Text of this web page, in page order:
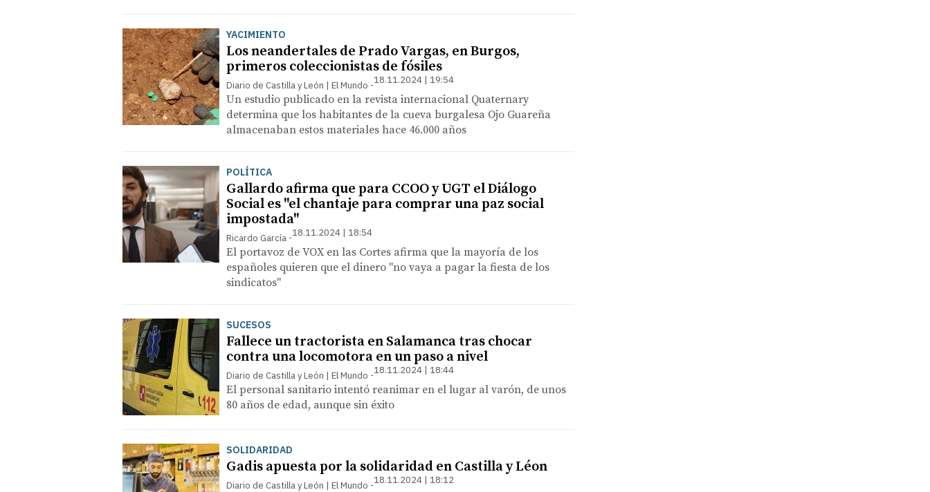
YACIMIENTO
Los neandertales de Prado Vargas, en Burgos,
primeros coleccionistas de fósiles
Diario de Castilla y León | El Mundo 18.11.2024 | 19:54
Un estudio publicado en la revista internacional Quaternary
determina que los habitantes de la cueva burgalesa Ojo Guareña
almacenaban estos materiales hace 46.000 años
POLÍTICA
Gallardo afirma que para CCOO y UGT el Diálogo
Social es "el chantaje para comprar una paz social
impostada"
Ricardo García 18.11.2024 | 18:54
El portavoz de VOX en las Cortes afirma que la mayoría de los
españoles quieren que el dinero "no vaya a pagar la fiesta de los
sindicatos"
SUCESOS
Fallece un tractorista en Salamanca tras chocar
contra una locomotora en un paso a nivel
Diario de Castilla y León | El Mundo 18.11.2024 | 18:44
El personal sanitario intentó reanimar en el lugar al varón, de unos
80 años de edad, aunque sin éxito
SOLIDARIDAD
Gadis apuesta por la solidaridad en Castilla y Léon
Diario de Castilla y León | El Mundo 18.11.2024 | 18:12